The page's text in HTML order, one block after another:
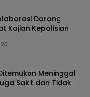
Dorong
Kajian Kepolisian
Meninggal
Sakit dan Tidak